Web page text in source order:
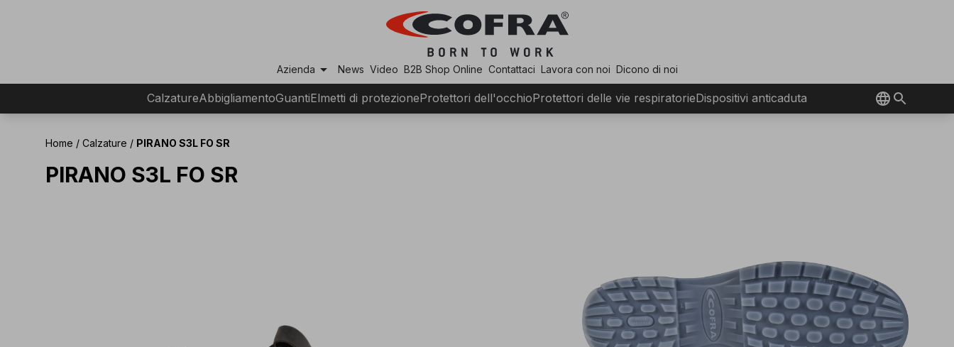
Azienda arrow_drop_down News Video B2B Shop Online Contattaci Lavora con noi Dicono di noi
CalzatureAbbigliamentoGuantiElmetti di protezioneProtettori dell'occhioProtettori delle vie respiratorieDispositivi anticaduta
Home / Calzature / PIRANO S3L FO SR
PIRANO S3L FO SR